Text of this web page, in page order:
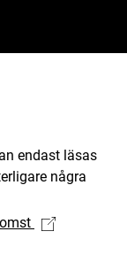
endast läsas
några